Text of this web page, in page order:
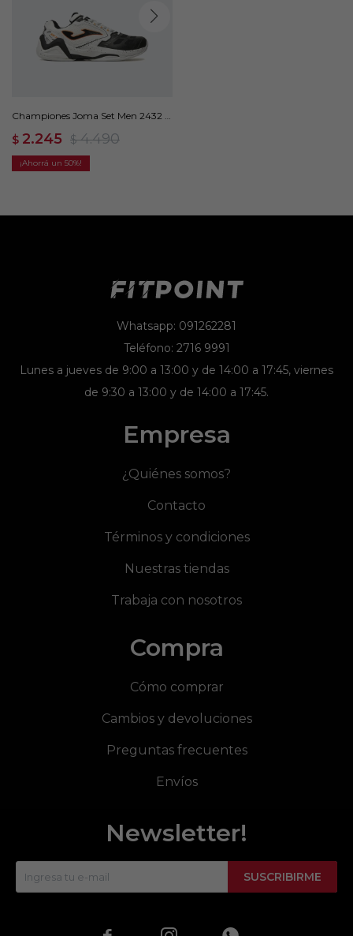
Championes Joma Set Men 2432 -
$ 2.245 $ 4.490
50
Whatsapp: 091262281
Teléfono: 2716 9991
Lunes a jueves de 9:00 a 13:00 y de 14:00 a 17:45, viernes
de 9:30 a 13:00 y de 14:00 a 17:45.
Empresa
¿Quiénes somos?
Contacto
Términos y condiciones
Nuestras tiendas
Trabaja con nosotros
Compra
Cómo comprar
Cambios y devoluciones
Preguntas frecuentes
Envíos
Newsletter!
SUSCRIBIRME